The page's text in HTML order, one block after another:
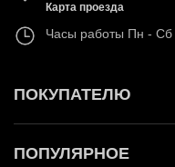
Карта проезда
Часы работы Пн - Сб
ПОКУПАТЕЛЮ
ПОПУЛЯРНОЕ